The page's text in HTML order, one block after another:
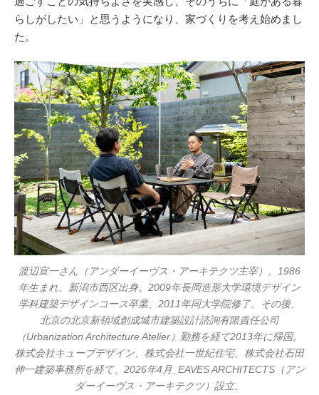
らしがしたい」と思うようになり、家づくりを考え始めまし
た。
渡辺宣一さん（アンダーイーヴス・アーキテクツ主宰）。1986
年生まれ、新潟市西区出身。2009年長岡造形大学環境デザイン
学科建築デザインコース卒業、2011年同大学院修了。その後、
北京の北京新領域創成城市建築設計諮詢有限責任公司
（Urbanization Architecture Atelier）勤務を経て2013年に帰国。
株式会社キューブデザイン、株式会社一世紀住宅、株式会社石田
伸一建築事務所を経て、2026年4月_EAVES ARCHITECTS（アン
ダーイーヴス・アーキテクツ）設立。